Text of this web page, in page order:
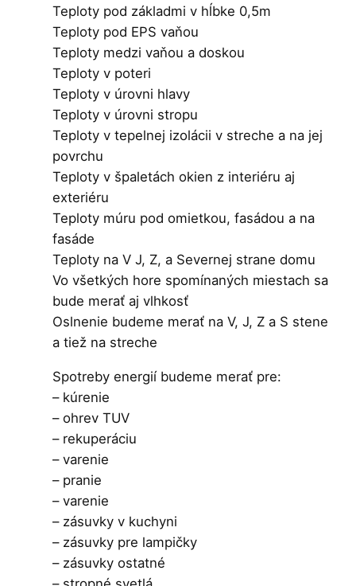
Teploty pod základmi v hĺbke 0,5m
Teploty pod EPS vaňou
Teploty medzi vaňou a doskou
Teploty v poteri
Teploty v úrovni hlavy
Teploty v úrovni stropu
Teploty v tepelnej izolácii v streche a na jej
povrchu
Teploty v špaletách okien z interiéru aj
exteriéru
Teploty múru pod omietkou, fasádou a na
fasáde
Teploty na V J, Z, a Severnej strane domu
Vo všetkých hore spomínaných miestach sa
bude merať aj vlhkosť
Oslnenie budeme merať na V, J, Z a S stene
a tiež na streche
Spotreby energií budeme merať pre:
– kúrenie
– ohrev TUV
– rekuperáciu
– varenie
– pranie
– varenie
– zásuvky v kuchyni
– zásuvky pre lampičky
– zásuvky ostatné